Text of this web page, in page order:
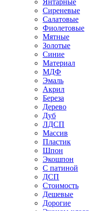
Янтарные
Сиреневые
Салатовые
Фиолетовые
Мятные
Золотые
Синие
Материал
МДФ
Эмаль
Акрил
Береза
Дерево
Дуб
ЛДСП
Массив
Пластик
Шпон
Экошпон
С патиной
ДСП
Стоимость
Дешевые
Дорогие